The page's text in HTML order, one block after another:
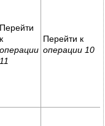
Перейти
к
операции
11
Перейти к
операции 10